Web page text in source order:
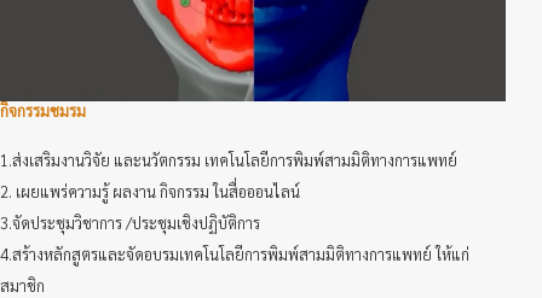
กิจกรรมชมรม
1.ส่งเสริมงานวิจัย และนวัตกรรม เทคโนโลยีการพิมพ์สามมิติทางการแพทย์
2. เผยแพร่ความรู้ ผลงาน กิจกรรม ในสื่อออนไลน์
3.จัดประชุมวิชาการ /ประชุมเชิงปฏิบัติการ
4.สร้างหลักสูตรและจัดอบรมเทคโนโลยีการพิมพ์สามมิติทางการแพทย์ ให้แก่
สมาชิก